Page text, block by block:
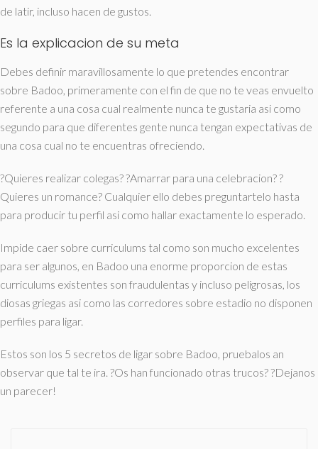
de latir, incluso hacen de gustos.
Es la explicacion de su meta
Debes definir maravillosamente lo que pretendes encontrar
sobre Badoo, primeramente con el fin de que no te veas envuelto
referente a una cosa cual realmente nunca te gustaria asi­ como
segundo para que diferentes gente nunca tengan expectativas de
una cosa cual no te encuentras ofreciendo.
?Quieres realizar colegas? ?Amarrar para una celebracion? ?
Quieres un romance? Cualquier ello debes preguntartelo hasta
para producir tu perfil asi­ como hallar exactamente lo esperado.
Impide caer sobre curriculums tal como son mucho excelentes
para ser algunos, en Badoo una enorme proporcion de estas
curriculums existentes son fraudulentas y incluso peligrosas, los
diosas griegas asi­ como las corredores sobre estadio no disponen
perfiles para ligar.
Estos son los 5 secretos de ligar sobre Badoo, pruebalos an
observar que tal te ira. ?Os han funcionado otras trucos? ?Dejanos
un parecer!